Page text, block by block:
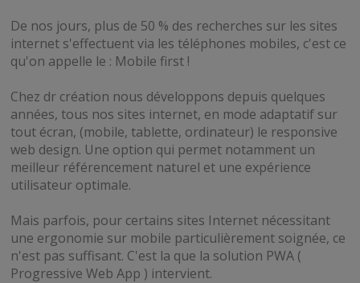
De nos jours, plus de 50 % des recherches sur les sites
internet s'effectuent via les téléphones mobiles, c'est ce
qu'on appelle le : Mobile first !
Chez dr création nous développons depuis quelques
années, tous nos sites internet, en mode adaptatif sur
tout écran, (mobile, tablette, ordinateur) le responsive
web design. Une option qui permet notamment un
meilleur référencement naturel et une expérience
utilisateur optimale.
Mais parfois, pour certains sites Internet nécessitant
une ergonomie sur mobile particulièrement soignée, ce
n'est pas suffisant. C'est la que la solution PWA (
Progressive Web App ) intervient.